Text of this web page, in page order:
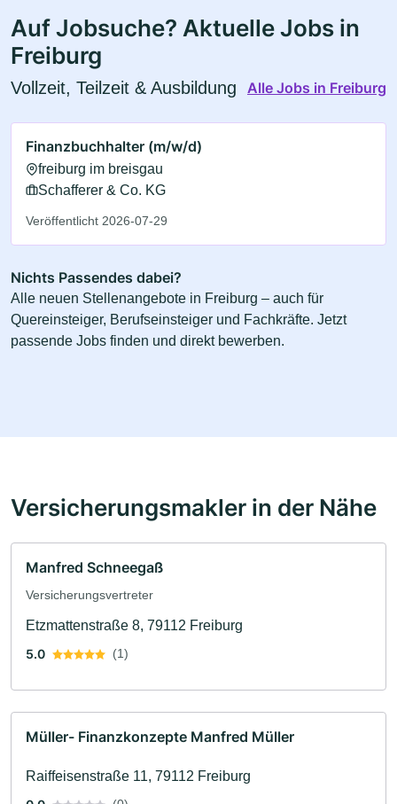
Auf Jobsuche? Aktuelle Jobs in
Freiburg
Vollzeit, Teilzeit & Ausbildung Alle Jobs in Freiburg
Finanzbuchhalter (m/w/d)
freiburg im breisgau
Schafferer & Co. KG
Veröffentlicht 2026-07-29
Nichts Passendes dabei?
Alle neuen Stellenangebote in Freiburg – auch für
Quereinsteiger, Berufseinsteiger und Fachkräfte. Jetzt
passende Jobs finden und direkt bewerben.
Versicherungsmakler in der Nähe
Manfred Schneegaß
Versicherungsvertreter
Etzmattenstraße 8, 79112 Freiburg
5.0
(1)
Müller- Finanzkonzepte Manfred Müller
Raiffeisenstraße 11, 79112 Freiburg